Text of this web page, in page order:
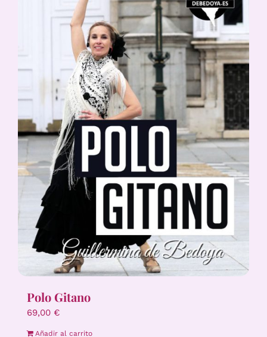
Polo Gitano
69,00 €
Añadir al carrito